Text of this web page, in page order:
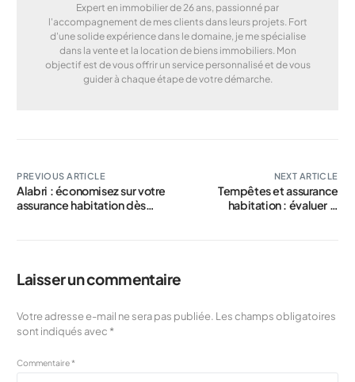
Expert en immobilier de 26 ans, passionné par
l'accompagnement de mes clients dans leurs projets. Fort
d'une solide expérience dans le domaine, je me spécialise
dans la vente et la location de biens immobiliers. Mon
objectif est de vous offrir un service personnalisé et de vous
guider à chaque étape de votre démarche.
PREVIOUS ARTICLE
Alabri : économisez sur votre
assurance habitation dès
NEXT ARTICLE
Tempêtes et assurance
habitation : évaluer la
Laisser un commentaire
Votre adresse e-mail ne sera pas publiée. Les champs obligatoires
sont indiqués avec *
Commentaire*